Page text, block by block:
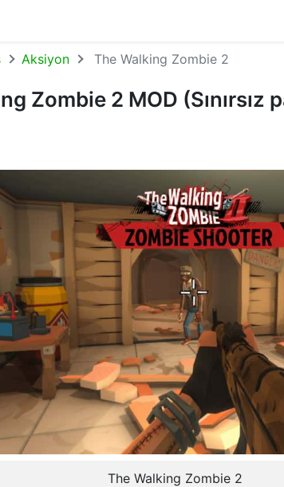
Aksiyon The Walking Zombie 2
Zombie 2 MOD (Sınırsız
The Walking Zombie 2